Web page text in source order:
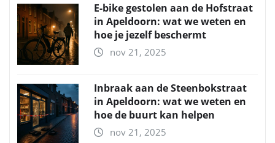
E-bike gestolen aan de Hofstraat
in Apeldoorn: wat we weten en
hoe je jezelf beschermt
nov 21, 2025
Inbraak aan de Steenbokstraat
in Apeldoorn: wat we weten en
hoe de buurt kan helpen
nov 21, 2025